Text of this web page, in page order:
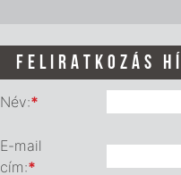
FELIRATKOZÁS
Név:*
E-mail
cím:*